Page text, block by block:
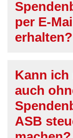
per E-
erhalten?
Kann ich
auch
ASB